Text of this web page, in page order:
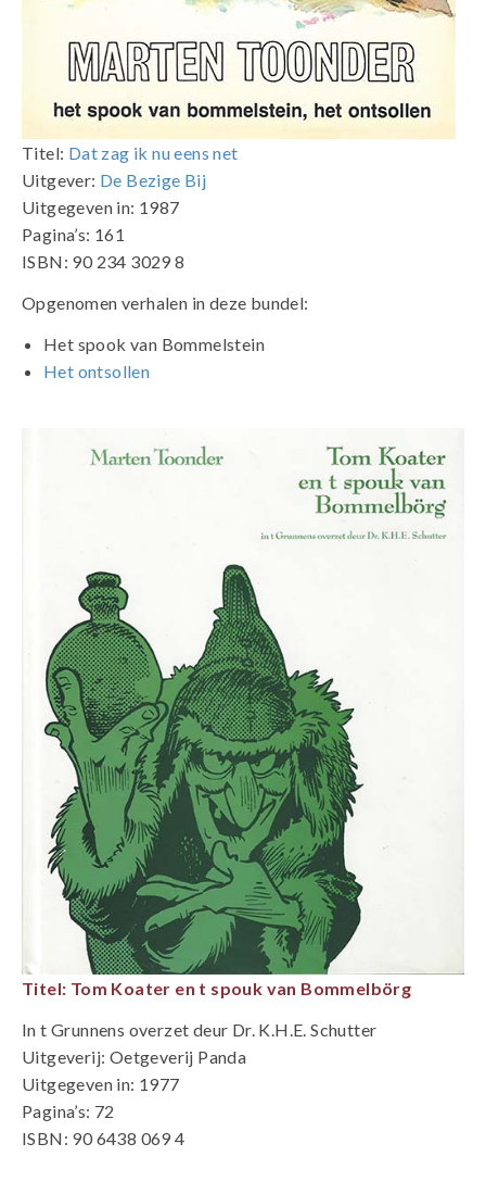
Titel: Dat zag ik nu eens net
Uitgever: De Bezige Bij
Uitgegeven in: 1987
Pagina’s: 161
ISBN: 90 234 3029 8
Opgenomen verhalen in deze bundel:
Het spook van Bommelstein
Het ontsollen
Titel: Tom Koater en t spouk van Bommelbörg
In t Grunnens overzet deur Dr. K.H.E. Schutter
Uitgeverij: Oetgeverij Panda
Uitgegeven in: 1977
Pagina’s: 72
ISBN: 90 6438 069 4